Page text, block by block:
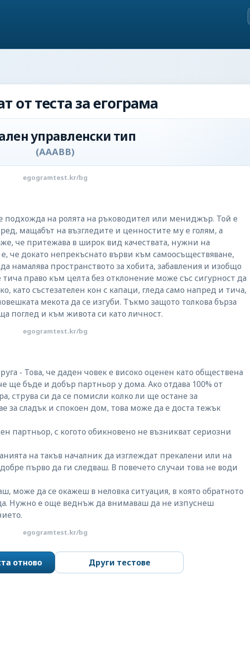
от теста за егограма
управленски тип
(AAABB)
egogramtest.kr/bg
подхожда на ролята на ръководител или мениджър. Той е
мащабът на възгледите и ценностите му е голям, а
че притежава в широк вид качествата, нужни на
че докато непрекъснато върви към самоосъществяване,
намалява пространството за хобита, забавления и изобщо
право към целта без отклонение може със сигурност да
като състезателен кон с капаци, гледа само напред и тича,
мекота да се изгуби. Тъкмо защото толкова бърза
поглед и към живота си като личност.
egogramtest.kr/bg
- Това, че даден човек е високо оценен като обществена
ще бъде и добър партньор у дома. Ако отдава 100% от
струва си да се помисли колко ли ще остане за
за сладък и спокоен дом, това може да е доста тежък
партньор, с когото обикновено не възникват сериозни
на такъв началник да изглеждат прекалени или на
първо да ги следваш. В повечето случаи това не води
може да се окажеш в неловка ситуация, в която обратното
Нужно е още веднъж да внимаваш да не изпуснеш
egogramtest.kr/bg
отново Други тестове